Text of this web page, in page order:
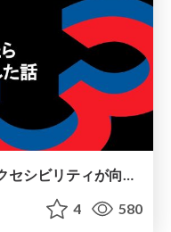
リセットCSSを1行消したらアクセシビリティが向上した話
4 580